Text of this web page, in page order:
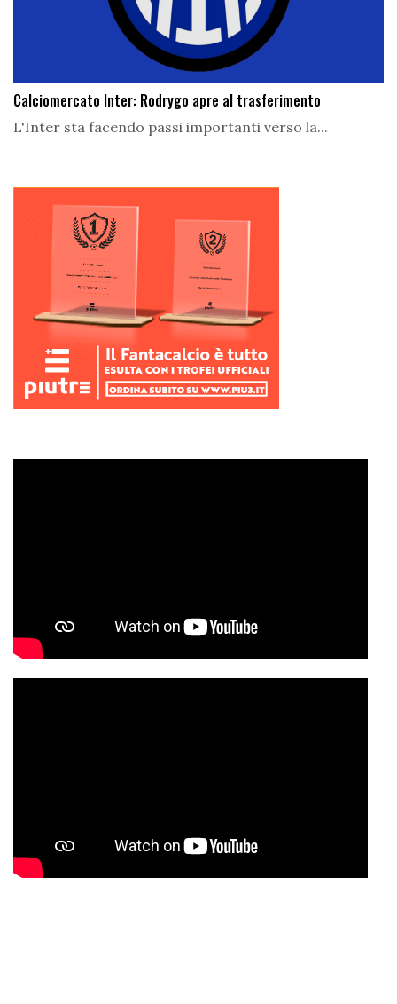
Calciomercato Inter: Rodrygo apre al trasferimento
L'Inter sta facendo passi importanti verso la...